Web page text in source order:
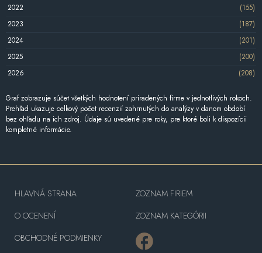
2022
(155)
2023
(187)
2024
(201)
2025
(200)
2026
(208)
Graf zobrazuje súčet všetkých hodnotení priradených firme v jednotlivých rokoch.
Prehľad ukazuje celkový počet recenzií zahrnutých do analýzy v danom období
bez ohľadu na ich zdroj. Údaje sú uvedené pre roky, pre ktoré boli k dispozícii
kompletné informácie.
HLAVNÁ STRANA
O OCENENÍ
OBCHODNÉ PODMIENKY
ZOZNAM FIRIEM
ZOZNAM KATEGÓRII